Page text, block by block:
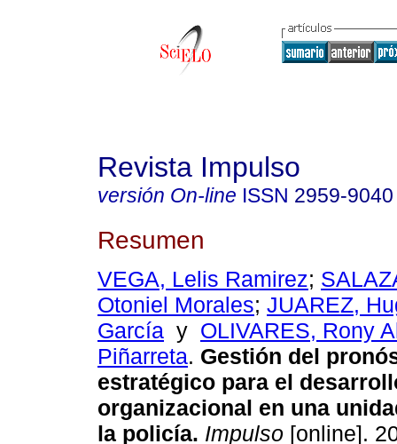
Revista Impulso
versión On-line ISSN 2959-9040
Resumen
VEGA, Lelis Ramirez;
Otoniel Morales; JUAREZ,
García y OLIVARES, Rony
Piñarreta. Gestión del
estratégico para el
organizacional en una
la policía. Impulso [online].